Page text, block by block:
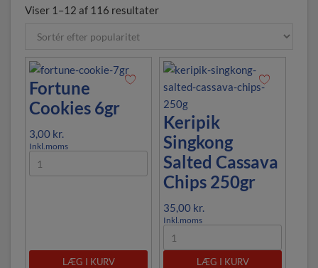
Viser 1–12 af 116 resultater
Fortune
Cookies 6gr
3,00 kr.
Inkl.moms
LÆG I KURV
Keripik
Singkong
Salted Cassava
Chips 250gr
35,00 kr.
Inkl.moms
LÆG I KURV